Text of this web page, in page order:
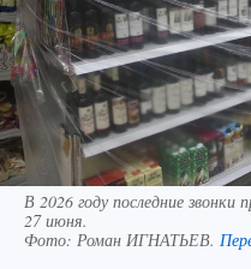
В 2026 году последние
27 июня.
Фото: Роман ИГНАТЬЕВ.